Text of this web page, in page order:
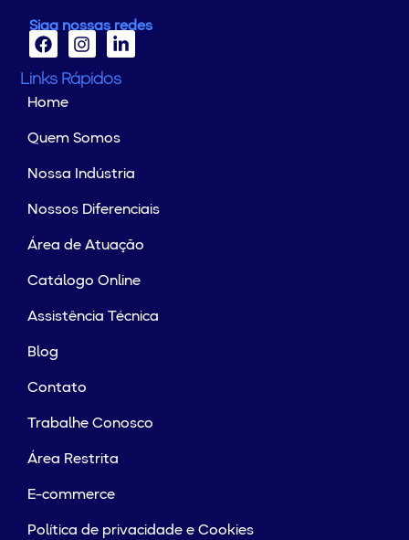
Siga nossas redes
Links Rápidos
Home
Quem Somos
Nossa Indústria
Nossos Diferenciais
Área de Atuação
Catálogo Online
Assistência Técnica
Blog
Contato
Trabalhe Conosco
Área Restrita
E-commerce
Política de privacidade e Cookies